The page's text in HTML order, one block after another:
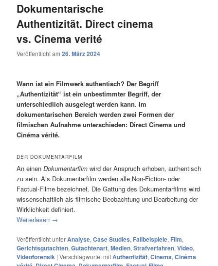
Dokumentarische
Authentizität. Direct cinema
vs. Cinema verité
Veröffentlicht am26. März 2024
Wann ist ein Filmwerk authentisch? Der Begriff
„Authentizität“ ist ein unbestimmter Begriff, der
unterschiedlich ausgelegt werden kann. Im
dokumentarischen Bereich werden zwei Formen der
filmischen Aufnahme unterschieden: Direct Cinema und
Cinéma vérité.
DER DOKUMENTARFILM
An einenDokumentarfilm wird der Anspruch erhoben, authentisch
zu sein. Als Dokumentarfilm werden alle Non-Fiction- oder
Factual-Filme bezeichnet. Die Gattung des Dokumentarfilms wird
wissenschaftlich als filmische Beobachtung und Bearbeitung der
Wirklichkeit definiert.
Weiterlesen →
Veröffentlicht unterAnalyse,Case Studies, Fallbeispiele, Film,
Gerichtsgutachten,Gutachtenart,Medien,Strafverfahren,Video,
Videoforensik |Verschlagwortet mitAuthentizität,Cinema,Cinéma